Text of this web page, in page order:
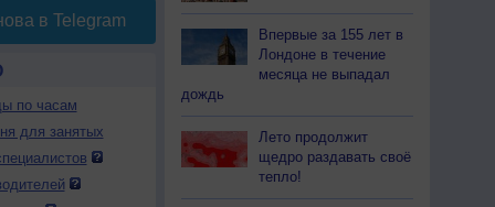
в Telegram
по часам
для занятых
Впервые за 155 лет в
Лондоне в течение
месяца не выпадал
дождь
Лето продолжит
щедро раздавать своё
тепло!